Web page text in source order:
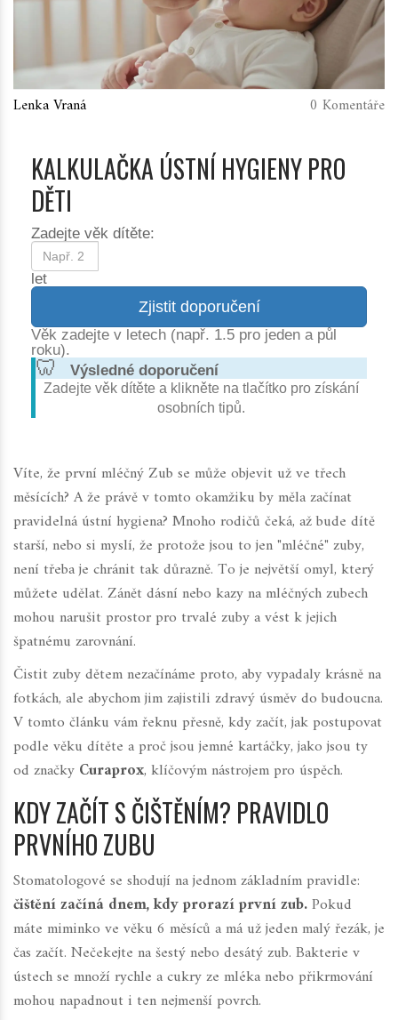
Lenka Vraná 0 Komentáře
KALKULAČKA ÚSTNÍ HYGIENY PRO
DĚTI
Zadejte věk dítěte:
let
Zjistit doporučení
Věk zadejte v letech (např. 1.5 pro jeden a půl
roku).
🦷 Výsledné doporučení
Zadejte věk dítěte a klikněte na tlačítko pro získání
osobních tipů.
Víte, že první mléčný Zub se může objevit už ve třech
měsících? A že právě v tomto okamžiku by měla začínat
pravidelná ústní hygiena? Mnoho rodičů čeká, až bude dítě
starší, nebo si myslí, že protože jsou to jen "mléčné" zuby,
není třeba je chránit tak důrazně. To je největší omyl, který
můžete udělat. Zánět dásní nebo kazy na mléčných zubech
mohou narušit prostor pro trvalé zuby a vést k jejich
špatnému zarovnání.
Čistit zuby dětem nezačínáme proto, aby vypadaly krásně na
fotkách, ale abychom jim zajistili zdravý úsměv do budoucna.
V tomto článku vám řeknu přesně, kdy začít, jak postupovat
podle věku dítěte a proč jsou jemné kartáčky, jako jsou ty
od značky Curaprox, klíčovým nástrojem pro úspěch.
KDY ZAČÍT S ČIŠTĚNÍM? PRAVIDLO
PRVNÍHO ZUBU
Stomatologové se shodují na jednom základním pravidle:
čištění začíná dnem, kdy prorazí první zub.Pokud
máte miminko ve věku 6 měsíců a má už jeden malý řezák, je
čas začít. Nečekejte na šestý nebo desátý zub. Bakterie v
ústech se množí rychle a cukry ze mléka nebo přikrmování
mohou napadnout i ten nejmenší povrch.